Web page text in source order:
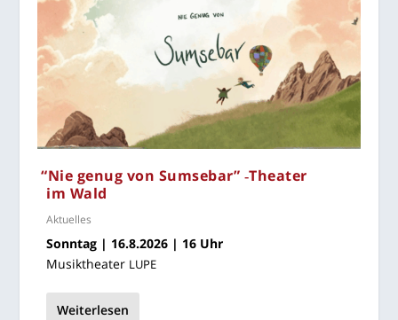
“Nie genug von Sum­se­bar” ‑Thea­ter
im Wald
Aktuelles
Sonn­tag | 16.8.2026 | 16 Uhr
Musik­thea­ter LUPE
Weiterlesen